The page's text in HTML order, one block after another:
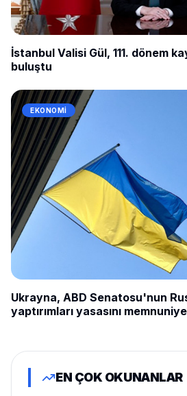
İstanbul Valisi Gül, 111. dönem
buluştu
EKONOMI
Ukrayna, ABD Senatosu'nun
yaptırımları yasasını
EN ÇOK OKUNANLAR